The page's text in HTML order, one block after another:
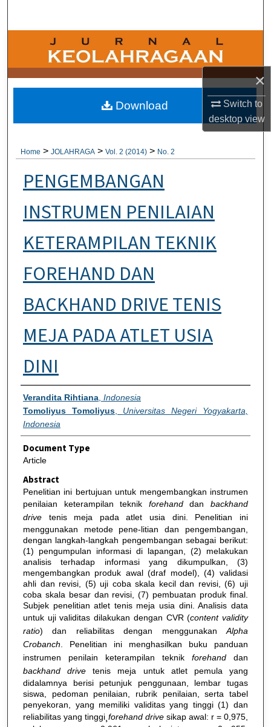
×
Switch to
desktopview
Browse Collections
About
Digital Commons Network™
Home > JOLAHRAGA > Vol. 2 (2014) > No. 2
PENGEMBANGAN
INSTRUMEN PENILAIAN
KETERAMPILAN TEKNIK
FOREHAND DAN
BACKHAND DRIVE TENIS
MEJA PADA ATLET USIA
DINI
Authors
Verandita Rihtiana, Indonesia
Tomoliyus Tomoliyus, Universitas Negeri Yogyakarta,
Indonesia
Document Type
Article
Abstract
Penelitian ini bertujuan untuk mengembangkan instrumen
penilaian keterampilan teknik forehanddan backhand
drive tenis meja pada atlet usia dini. Penelitian ini
menggunakan metode pene-litian dan pengembangan,
dengan langkah-langkah pengembangan sebagai berikut:
(1) pengumpulan informasi di lapangan, (2) melakukan
analisis terhadap informasi yang dikumpulkan, (3)
mengembangkan produk awal (draf model), (4) validasi
ahli dan revisi, (5) uji coba skala kecil dan revisi, (6) uji
coba skala besar dan revisi, (7) pembuatan produk final.
Subjek penelitian atlet tenis meja usia dini. Analisis data
untuk uji validitas dilakukan dengan CVR (content validity
ratio) dan reliabilitas dengan menggunakan Alpha
Crobanch . Penelitian ini menghasilkan buku panduan
instrumen penilain keterampilan teknik forehanddan
backhand drive tenis meja untuk atlet pemula yang
didalamnya berisi petunjuk penggunaan, lembar tugas
siswa, pedoman penilaian, rubrik penilaian, serta tabel
penyekoran, yang memiliki validitas yang tinggi (1) dan
reliabilitas yang tinggi¸ forehand drivesikap awal: r = 0,975,
Download